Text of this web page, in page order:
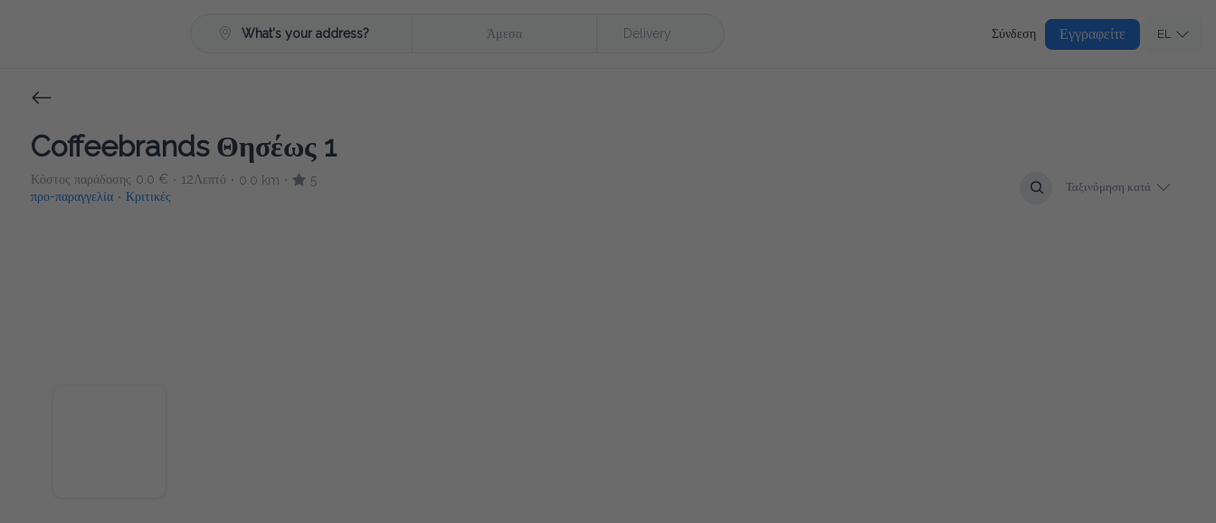
What's your address? Άμεσα Delivery Σύνδεση Εγγραφείτε EL
Coffeebrands Θησέως 1
Κόστος παράδοσης 0.0 € • 12Λεπτό • 0.0 km •
5
προ-παραγγελία • Κριτικές
Ταξινόμηση κατά